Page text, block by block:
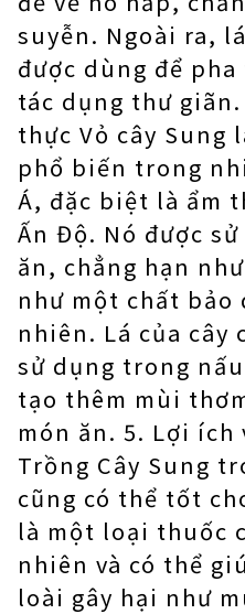
suyễn. Ngoài ra,
được dùng để
tác dụng thư giãn.
thực Vỏ cây Sung
phổ biến trong
Á, đặc biệt là ẩm
Ấn Độ. Nó được
ăn, chẳng hạn
như một chất
nhiên. Lá của cây
sử dụng trong
tạo thêm mùi
món ăn. 5. Lợi
Trồng Cây Sung
cũng có thể tốt
là một loại thuốc
nhiên và có thể
loài gây hại như